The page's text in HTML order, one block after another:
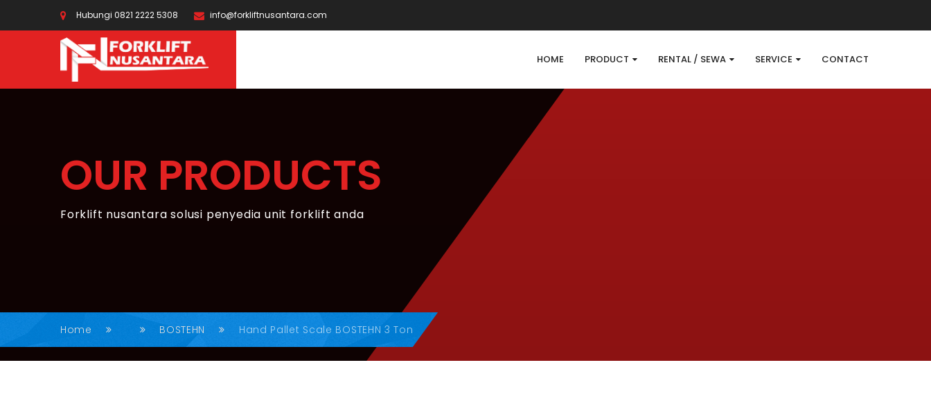
Hubungi 0821 2222 5308 info@forkliftnusantara.com
HOME PRODUCT RENTAL / SEWA SERVICE CONTACT
OUR PRODUCTS
Forklift nusantara solusi penyedia unit forklift anda
Home BOSTEHN Hand Pallet Scale BOSTEHN 3 Ton